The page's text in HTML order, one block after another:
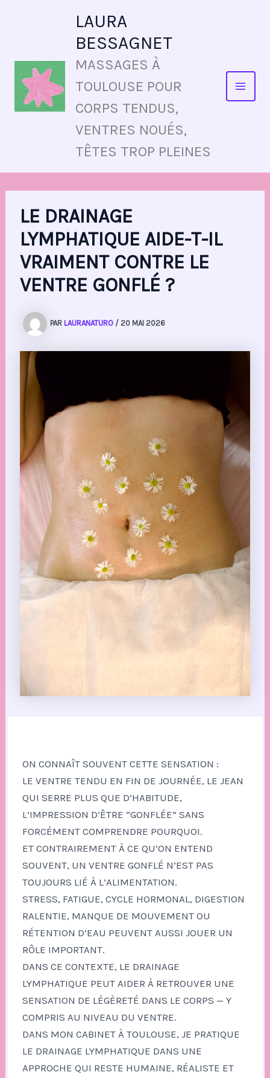
LAURA
BESSAGNET
MASSAGES À
TOULOUSE POUR
CORPS TENDUS,
VENTRES NOUÉS,
TÊTES TROP PLEINES
LE DRAINAGE
LYMPHATIQUE AIDE-T-IL
VRAIMENT CONTRE LE
VENTRE GONFLÉ ?
PAR LAURANATURO / 20 MAI 2026
ON CONNAÎT SOUVENT CETTE SENSATION :
LE VENTRE TENDU EN FIN DE JOURNÉE, LE JEAN
QUI SERRE PLUS QUE D’HABITUDE,
L’IMPRESSION D’ÊTRE “GONFLÉE” SANS
FORCÉMENT COMPRENDRE POURQUOI.
ET CONTRAIREMENT À CE QU’ON ENTEND
SOUVENT, UN VENTRE GONFLÉ N’EST PAS
TOUJOURS LIÉ À L’ALIMENTATION.
STRESS, FATIGUE, CYCLE HORMONAL, DIGESTION
RALENTIE, MANQUE DE MOUVEMENT OU
RÉTENTION D’EAU PEUVENT AUSSI JOUER UN
RÔLE IMPORTANT.
DANS CE CONTEXTE, LE DRAINAGE
LYMPHATIQUE PEUT AIDER À RETROUVER UNE
SENSATION DE LÉGÈRETÉ DANS LE CORPS — Y
COMPRIS AU NIVEAU DU VENTRE.
DANS MON CABINET À TOULOUSE, JE PRATIQUE
LE DRAINAGE LYMPHATIQUE DANS UNE
APPROCHE QUI RESTE HUMAINE, RÉALISTE ET